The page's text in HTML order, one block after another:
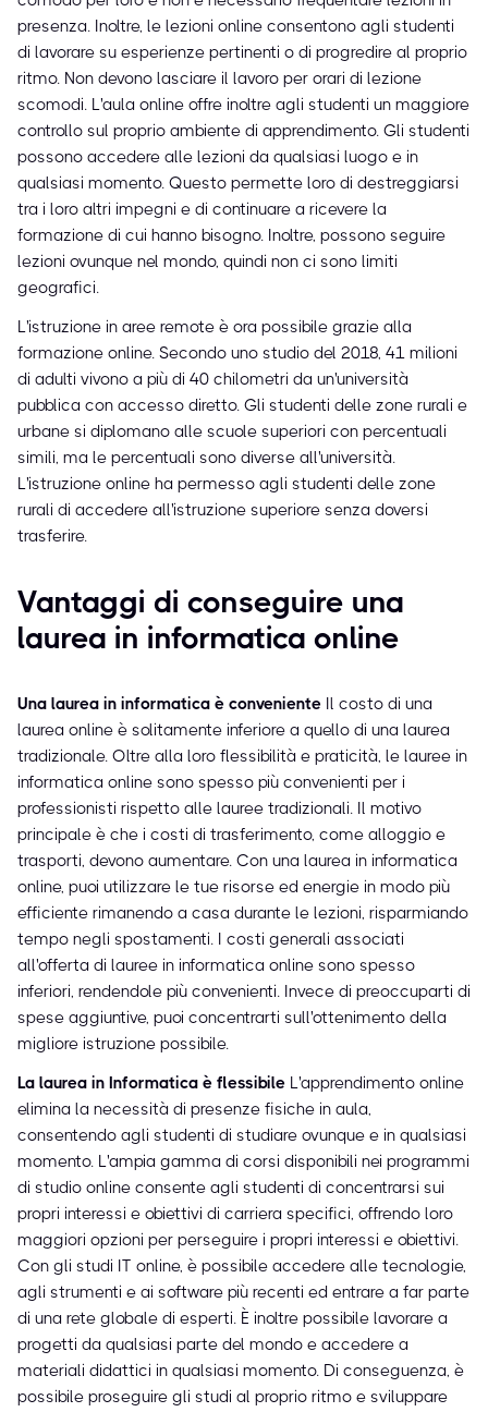
presenza. Inoltre, le lezioni online consentono agli studenti
di lavorare su esperienze pertinenti o di progredire al proprio
ritmo. Non devono lasciare il lavoro per orari di lezione
scomodi. L'aula online offre inoltre agli studenti un maggiore
controllo sul proprio ambiente di apprendimento. Gli studenti
possono accedere alle lezioni da qualsiasi luogo e in
qualsiasi momento. Questo permette loro di destreggiarsi
tra i loro altri impegni e di continuare a ricevere la
formazione di cui hanno bisogno. Inoltre, possono seguire
lezioni ovunque nel mondo, quindi non ci sono limiti
geografici.
L'istruzione in aree remote è ora possibile grazie alla
formazione online. Secondo uno studio del 2018, 41 milioni
di adulti vivono a più di 40 chilometri da un'università
pubblica con accesso diretto. Gli studenti delle zone rurali e
urbane si diplomano alle scuole superiori con percentuali
simili, ma le percentuali sono diverse all'università.
L'istruzione online ha permesso agli studenti delle zone
rurali di accedere all'istruzione superiore senza doversi
trasferire.
Vantaggi di conseguire una
laurea in informatica online
Una laurea in informatica è conveniente Il costo di una
laurea online è solitamente inferiore a quello di una laurea
tradizionale. Oltre alla loro flessibilità e praticità, le lauree in
informatica online sono spesso più convenienti per i
professionisti rispetto alle lauree tradizionali. Il motivo
principale è che i costi di trasferimento, come alloggio e
trasporti, devono aumentare. Con una laurea in informatica
online, puoi utilizzare le tue risorse ed energie in modo più
efficiente rimanendo a casa durante le lezioni, risparmiando
tempo negli spostamenti. I costi generali associati
all'offerta di lauree in informatica online sono spesso
inferiori, rendendole più convenienti. Invece di preoccuparti di
spese aggiuntive, puoi concentrarti sull'ottenimento della
migliore istruzione possibile.
La laurea in Informatica è flessibile L'apprendimento online
elimina la necessità di presenze fisiche in aula,
consentendo agli studenti di studiare ovunque e in qualsiasi
momento. L'ampia gamma di corsi disponibili nei programmi
di studio online consente agli studenti di concentrarsi sui
propri interessi e obiettivi di carriera specifici, offrendo loro
maggiori opzioni per perseguire i propri interessi e obiettivi.
Con gli studi IT online, è possibile accedere alle tecnologie,
agli strumenti e ai software più recenti ed entrare a far parte
di una rete globale di esperti. È inoltre possibile lavorare a
progetti da qualsiasi parte del mondo e accedere a
materiali didattici in qualsiasi momento. Di conseguenza, è
possibile proseguire gli studi al proprio ritmo e sviluppare